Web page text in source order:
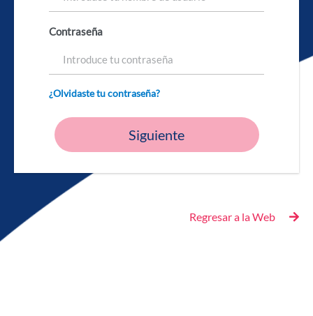
Contraseña
¿Olvidaste tu contraseña?
Siguiente
Regresar a la Web